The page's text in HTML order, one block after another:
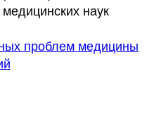
медицинских наук
проблем медицины